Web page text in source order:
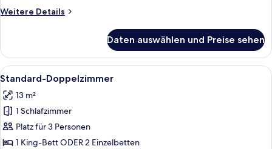
Weitere Details
Weitere
Einzelzimmer
Daten auswählen und Preise sehen
Alle
Fotos
für
Standard-
Doppelzimmer
anzeigen
Schreibtisch, kostenlose Babybetten,
8
Standard-Doppelzimmer
13 m²
1 Schlafzimmer
Platz für 3 Personen
1 King-Bett ODER 2 Einzelbetten